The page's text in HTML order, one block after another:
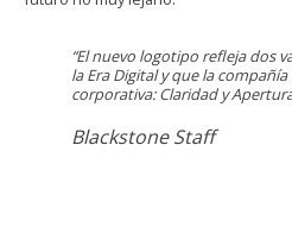
“El nuevo logotipo refleja dos
la Era Digital y que la
corporativa: Claridad y
Blackstone Staff